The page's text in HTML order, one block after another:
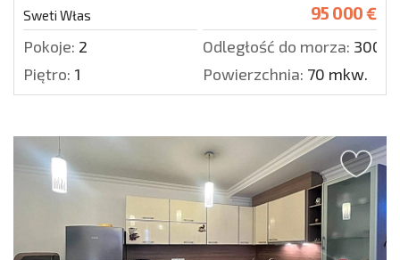
Sweti Włas 95 000 €
Pokoje: 2 Odległość do morza: 300
Piętro: 1 Powierzchnia: 70 mkw.